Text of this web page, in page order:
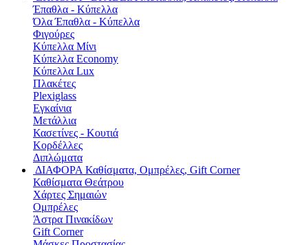
Έπαθλα - Κύπελλα
Όλα Έπαθλα - Κύπελλα
Φιγούρες
Κύπελλα Μίνι
Κύπελλα Economy
Κύπελλα Lux
Πλακέτες
Plexiglass
Εγκαίνια
Μετάλλια
Κασετίνες - Κουτιά
Κορδέλλες
Διπλώματα
ΔΙΑΦΟΡΑ Καθίσματα, Ομπρέλες, Gift Corner
Καθίσματα Θεάτρου
Χάρτες Σημαιών
Ομπρέλες
Άστρα Πινακίδων
Gift Corner